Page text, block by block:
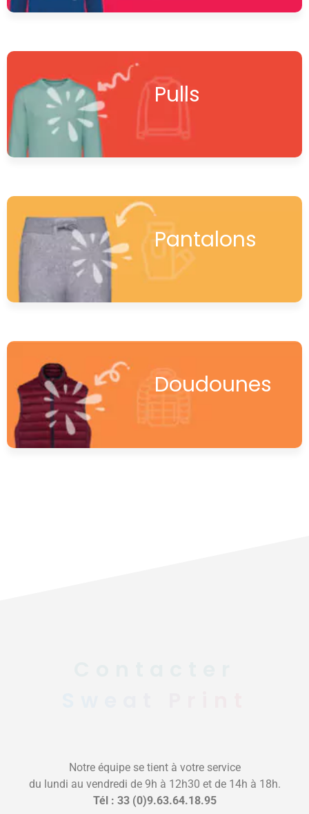
Pulls
Pantalons
Doudounes
Notre équipe se tient à votre service
du lundi au vendredi de 9h à 12h30 et de 14h à 18h.
Tél : 33 (0)9.63.64.18.95